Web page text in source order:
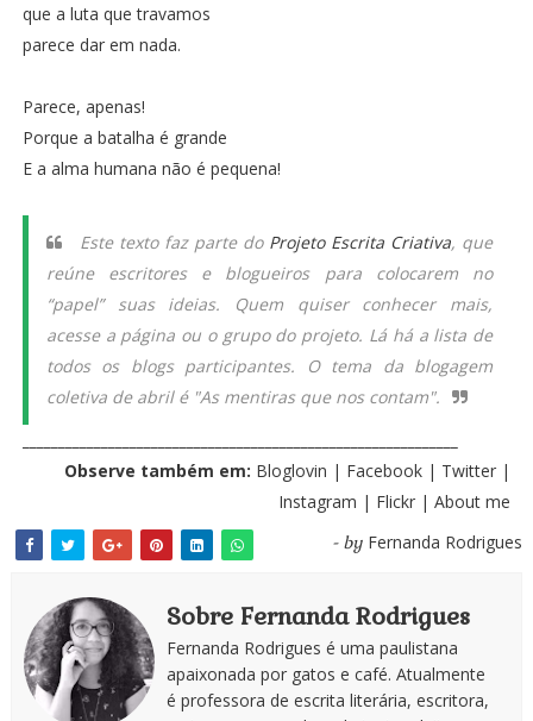
que a luta que travamos
parece dar em nada.
Parece, apenas!
Porque a batalha é grande
E a alma humana não é pequena!
Este texto faz parte do Projeto Escrita Criativa, que
reúne escritores e blogueiros para colocarem no
“papel” suas ideias. Quem quiser conhecer mais,
acesse a página ou o grupo do projeto. Lá há a lista de
todos os blogs participantes. O tema da blogagem
coletiva de abril é "As mentiras que nos contam".
Observe também em: Bloglovin | Facebook | Twitter |
Instagram | Flickr |About me
- by Fernanda Rodrigues
Sobre Fernanda Rodrigues
Fernanda Rodrigues é uma paulistana
apaixonada por gatos e café. Atualmente
é professora de escrita literária, escritora,